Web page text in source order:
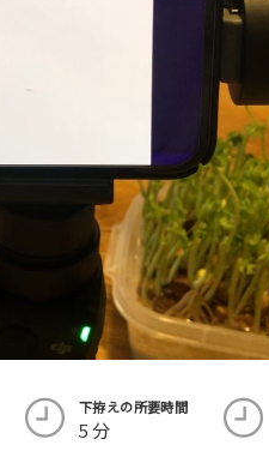
下拵えの所要時間
5 分